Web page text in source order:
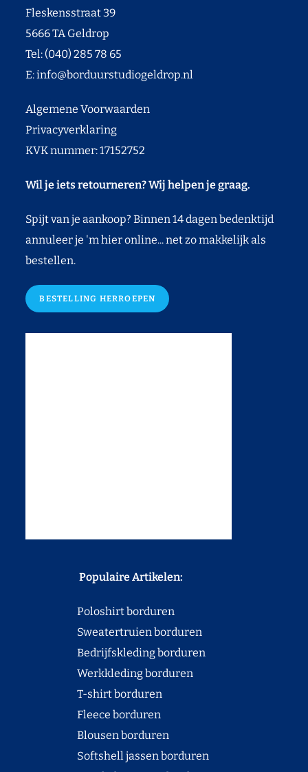
Fleskensstraat 39
5666 TA Geldrop
Tel: (040) 285 78 65
E:info@borduurstudiogeldrop.nl
Algemene Voorwaarden
Privacyverklaring
KVK nummer: 17152752
Wil je iets retourneren? Wij helpen je graag.
Spijt van je aankoop? Binnen 14 dagen bedenktijd
annuleer je 'm hier online... net zo makkelijk als
bestellen.
BESTELLING HERROEPEN
Populaire Artikelen:
Poloshirt borduren
Sweatertruien borduren
Bedrijfskleding borduren
Werkkleding borduren
T-shirt borduren
Fleece borduren
Blousen borduren
Softshell jassen borduren